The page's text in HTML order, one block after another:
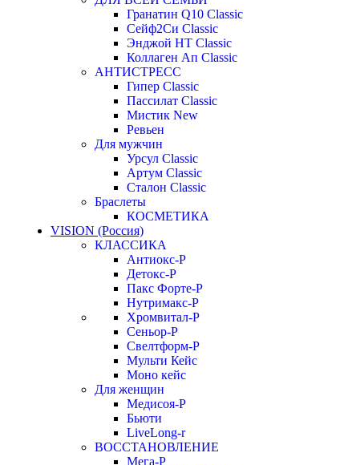
Гранатин Q10 Classic
Сейф2Си Classic
Энджой НТ Classic
Коллаген Ап Classic
АНТИСТРЕСС
Гипер Classic
Пассилат Classic
Мистик New
Ревьен
Для мужчин
Урсул Classic
Артум Classic
Сталон Classic
Браслеты
КОСМЕТИКА
VISION (Россия)
КЛАССИКА
Антиокс-Р
Детокс-Р
Пакс Форте-Р
Нутримакс-Р
Хромвитал-Р
Сеньор-Р
Свелтформ-Р
Мульти Кейс
Моно кейс
Для женщин
Медисоя-Р
Бьюти
LiveLong-r
ВОССТАНОВЛЕНИЕ
Мега-Р